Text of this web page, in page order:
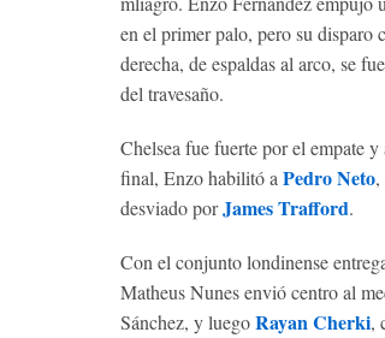
en el primer palo, pero su disparo
derecha, de espaldas al arco, se
del travesaño.
Chelsea fue fuerte por el empate y
final, Enzo habilitó aPedro Neto,
desviado porJames Trafford.
Con el conjunto londinense
Matheus Nunes envió centro al
Sánchez, y luegoRayan Cherki,